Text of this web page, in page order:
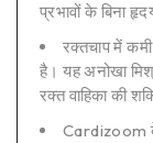
प्रभावों के बिना
रक्तचाप में
है। यह अनोखा
रक्त वाहिका की
Cardizoom के